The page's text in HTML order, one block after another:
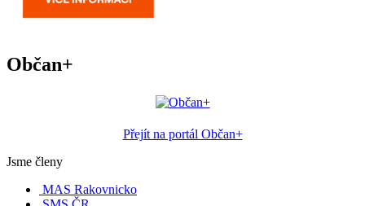
Občan+
Přejít na portál Občan+
Jsme členy
MAS Rakovnicko